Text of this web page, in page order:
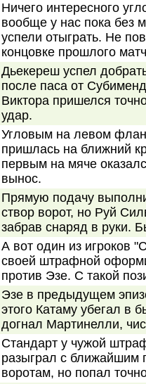
Ничего интересного
вообще у нас пока без
успели отыграть. Не
концовке прошлого
Дьекереш успел
после паса от
Виктора пришелся
удар.
Угловым на левом
пришлась на ближний
первым на мяче
вынос.
Прямую подачу
створ ворот, но Руй
забрав снаряд в руки.
А вот один из игроков
своей штрафной
против Эзе. С такой
Эзе в предыдущем
этого Катаму убегал в
догнал Мартинелли,
Стандарт у чужой
разыграл с ближайшим
воротам, но попал